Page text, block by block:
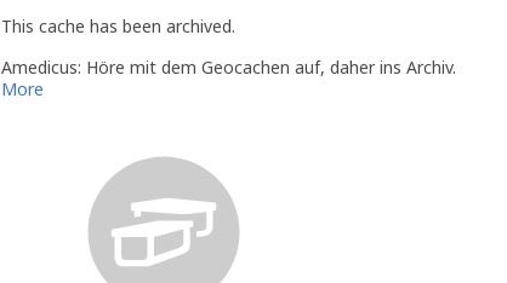
This cache has been archived.
Amedicus: Höre mit dem Geocachen auf, daher ins Archiv.
More